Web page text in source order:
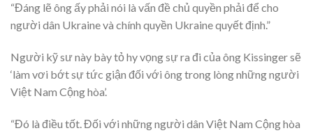
“Đáng lẽ ông ấy phải nói là vấn đề chủ quyền phải để cho
người dân Ukraine và chính quyền Ukraine quyết định.”
Người kỹ sư này bày tỏ hy vọng sự ra đi của ông Kissinger sẽ
‘làm vơi bớt sự tức giận đối với ông trong lòng những người
Việt Nam Cộng hòa’.
“Đó là điều tốt. Đối với những người dân Việt Nam Cộng hòa